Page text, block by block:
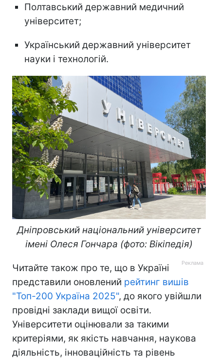
Полтавський державний медичний
університет;
Український державний університет
науки і технологій.
Дніпровський національний університет
імені Олеся Гончара (фото: Вікіпедія)
Читайте також про те, що в Україні
представили оновлений рейтинг вишів
"Топ-200 Україна 2025", до якого увійшли
провідні заклади вищої освіти.
Університети оцінювали за такими
критеріями, як якість навчання, наукова
діяльність, інноваційність та рівень